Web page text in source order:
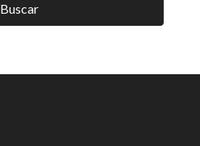
Buscar